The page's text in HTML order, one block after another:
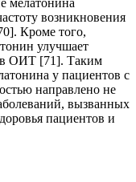
возникновения
Кроме того,
улучшает
в ОИТ [71]. Таким
у пациентов с
направлено не
вызванных
пациентов и